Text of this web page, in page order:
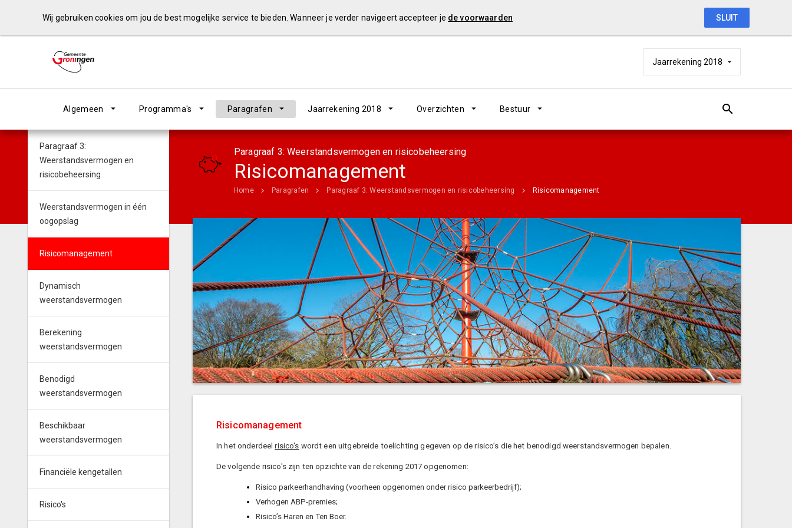
Jaarrekening 2018
Algemeen Programma's Paragrafen Jaarrekening 2018 Overzichten Bestuur
Paragraaf 3: Weerstandsvermogen en risicobeheersing
Risicomanagement
Home Paragrafen Paragraaf 3: Weerstandsvermogen en risicobeheersing Risicomanagement
Risicomanagement
In het onderdeelrisico's wordt een uitgebreide toelichting gegeven op de risico’s die het benodigd weerstandsvermogen bepalen.
De volgende risico's zijn ten opzichte van de rekening 2017 opgenomen:
Risico parkeerhandhaving (voorheen opgenomen onder risico parkeerbedrijf);
Verhogen ABP-premies;
Risico’s Haren en Ten Boer.
Paragraaf 3:
Weerstandsvermogen en
risicobeheersing
Weerstandsvermogen in één
oogopslag
Risicomanagement
Dynamisch
weerstandsvermogen
Berekening
weerstandsvermogen
Benodigd
weerstandsvermogen
Beschikbaar
weerstandsvermogen
Financiële kengetallen
Risico's
Wij gebruiken cookies om jou de best mogelijke service te bieden. Wanneer je verder navigeert accepteer je de voorwaarden SLUIT